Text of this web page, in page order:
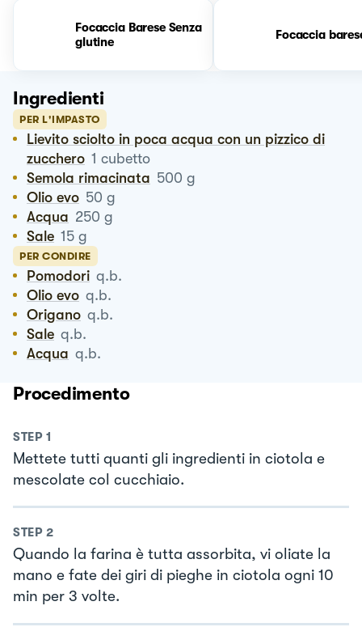
Focaccia Barese Senza
glutine
Focaccia
Ingredienti
PER L'IMPASTO
Lievito sciolto in poca acqua con un pizzico di
zucchero 1 cubetto
Semola rimacinata 500 g
Olio evo 50 g
Acqua 250 g
Sale 15 g
PER CONDIRE
Pomodori q.b.
Olio evo q.b.
Origano q.b.
Sale q.b.
Acqua q.b.
Procedimento
STEP 1
Mettete tutti quanti gli ingredienti in ciotola e
mescolate col cucchiaio.
STEP 2
Quando la farina è tutta assorbita, vi oliate la
mano e fate dei giri di pieghe in ciotola ogni 10
min per 3 volte.